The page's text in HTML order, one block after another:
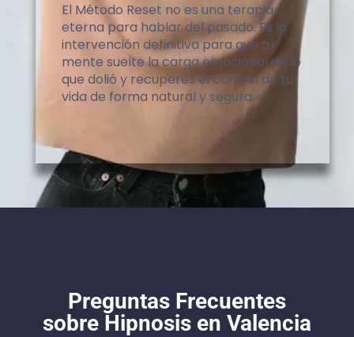
El Método Reset no es una terapia
eterna para hablar del pasado. Es la
intervención definitiva para que tu
mente suelte la carga emocional de lo
que dolió y recuperes el control de tu
vida de forma natural y segura.
Preguntas Frecuentes
sobre Hipnosis en Valencia